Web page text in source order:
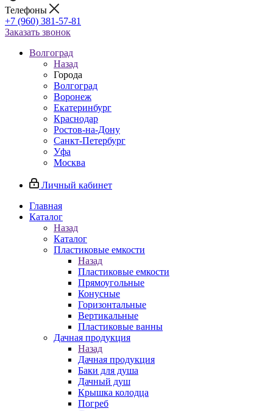
Телефоны
+7 (960) 381-57-81
Заказать звонок
Волгоград
Назад
Города
Волгоград
Воронеж
Екатеринбург
Краснодар
Ростов-на-Дону
Санкт-Петербург
Уфа
Москва
Личный кабинет
Главная
Каталог
Назад
Каталог
Пластиковые емкости
Назад
Пластиковые емкости
Прямоугольные
Конусные
Горизонтальные
Вертикальные
Пластиковые ванны
Дачная продукция
Назад
Дачная продукция
Баки для душа
Дачный душ
Крышка колодца
Погреб